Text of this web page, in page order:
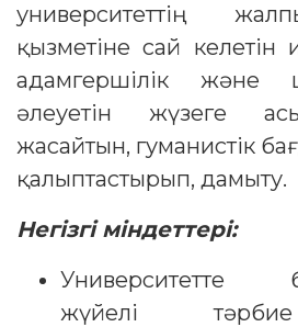
университеттің
қызметіне сай келетін
адамгершілік және
әлеуетін жүзеге
жасайтын, гуманистік
қалыптастырып, дамыту.
Негізгі міндеттері:
Университетте
жүйелі